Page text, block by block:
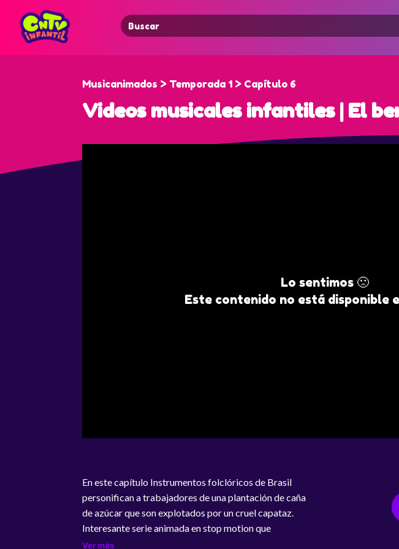
Search
for:
Musicanimados > Temporada 1 > Capítulo 6
Videos musicales infantiles | El
Lo sentimos 🙁
Este contenido no está disponible
En este capítulo Instrumentos folclóricos de Brasil
personifican a trabajadores de una plantación de caña
de azúcar que son explotados por un cruel capataz.
Interesante serie animada en stop motion que
presenta a los niños los orígenes de tradicionales y
Ver más